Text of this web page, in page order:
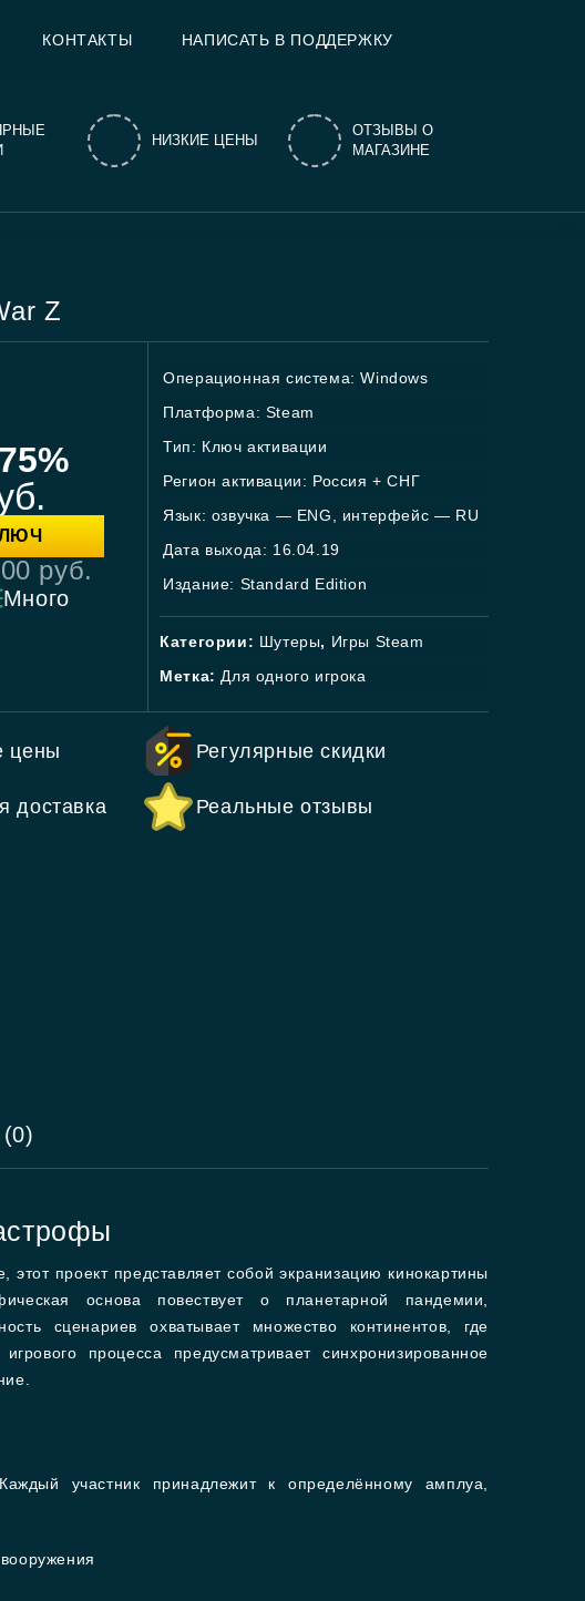
КОНТАКТЫ НАПИСАТЬ В ПОДДЕРЖКУ
НИЗКИЕ ЦЕНЫ
ОТЗЫВЫ О
МАГАЗИНЕ
Z
руб.
Много
Операционная система: Windows
Платформа: Steam
Тип: Ключ активации
Регион активации: Россия + СНГ
Язык: озвучка — ENG, интерфейс — RU
Дата выхода: 16.04.19
Издание: Standard Edition
Категории: Шутеры, Игры Steam
Метка: Для одного игрока
цены Регулярные скидки
доставка Реальные отзывы
проект представляет собой экранизацию кинокартины
основа повествует о планетарной пандемии,
сценариев охватывает множество континентов, где
процесса предусматривает синхронизированное
участник принадлежит к определённому амплуа,